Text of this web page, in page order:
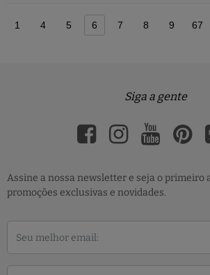
1 4 5 6 7 8 9 67
Siga a gente
Assine a nossa newsletter e seja o primeiro
promoções exclusivas e novidades.